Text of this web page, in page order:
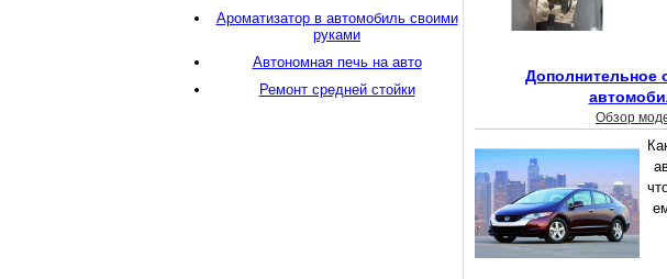
Дополнительное
Обзор
Ароматизатор в автомобиль своими
руками
Автономная печь на авто
Ремонт средней стойки